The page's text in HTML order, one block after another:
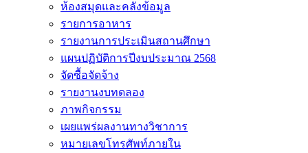
ห้องสมุดและคลังข้อมูล
รายการอาหาร
รายงานการประเมินสถานศึกษา
แผนปฏิบัติการปีงบประมาณ 2568
จัดซื้อจัดจ้าง
รายงานงบทดลอง
ภาพกิจกรรม
เผยแพร่ผลงานทางวิชาการ
หมายเลขโทรศัพท์ภายใน